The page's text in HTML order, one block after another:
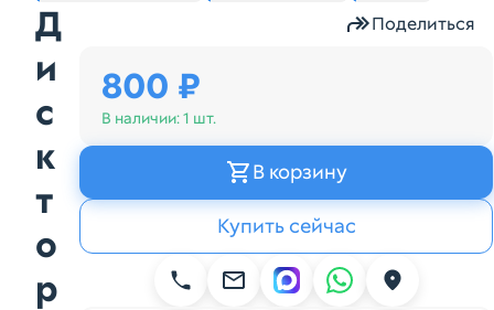
Д
и
с
к
т
о
р
Поделиться
800 ₽
В наличии:1 шт.
В корзину
Купить сейчас